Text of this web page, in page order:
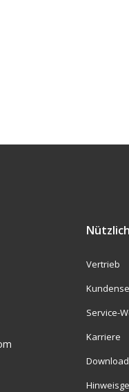
Vertrieb
Service-
Karriere